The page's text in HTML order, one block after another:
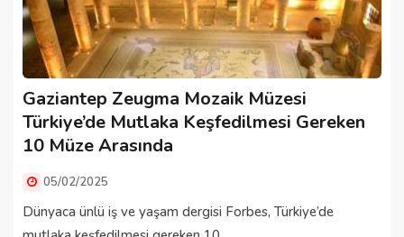
Gaziantep Zeugma Mozaik Müzesi
Türkiye’de Mutlaka Keşfedilmesi Gereken
10 Müze Arasında
05/02/2025
Dünyaca ünlü iş ve yaşam dergisi Forbes, Türkiye’de